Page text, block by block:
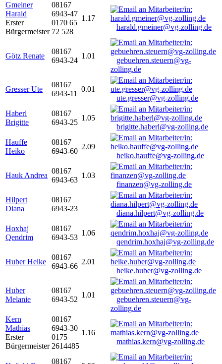
Gmeiner
Harald
Erster
Bürgermeister
08167
6943-47
0170 65
72 528
1.17
harald.gmeiner@vg-zolling.de
Götz Renate
08167
6943-24
1.01
gebuehren.steuern@vg-
zolling.de
Gresser Ute
08167
6943-11
0.01
ute.gresser@vg-zolling.de
Haberl
Brigitte
08167
6943-25
1.05
brigitte.haberl@vg-zolling.de
Hauffe
Heiko
08167
6943-60
2.09
heiko.hauffe@vg-zolling.de
Hauk Andrea
08167
6943-63
1.03
finanzen@vg-zolling.de
Hilpert
Diana
08167
6943-23
diana.hilpert@vg-zolling.de
Hoxhaj
Qendrim
08167
6943-53
1.06
qendrim.hoxhaj@vg-zolling.de
Huber Heike
08167
6943-66
2.01
heike.huber@vg-zolling.de
Huber
Melanie
08167
6943-52
1.01
gebuehren.steuern@vg-
zolling.de
Kern
Mathias
Erster
Bürgermeister
08167
6943-30
0175
2614485
1.16
mathias.kern@vg-zolling.de
08167